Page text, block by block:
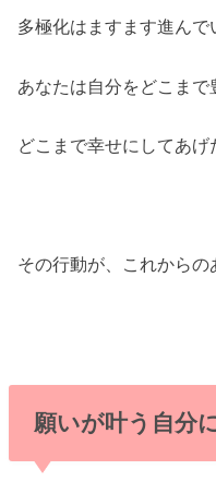
多極化はますます進んで
あなたは自分をどこまで
どこまで幸せにしてあげ
その行動が、これからの
願いが叶う自分